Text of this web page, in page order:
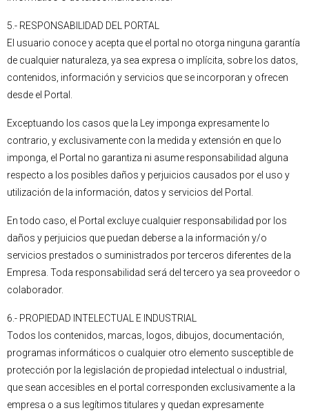
5.- RESPONSABILIDAD DEL PORTAL
El usuario conoce y acepta que el portal no otorga ninguna garantía
de cualquier naturaleza, ya sea expresa o implícita, sobre los datos,
contenidos, información y servicios que se incorporan y ofrecen
desde el Portal.
Exceptuando los casos que la Ley imponga expresamente lo
contrario, y exclusivamente con la medida y extensión en que lo
imponga, el Portal no garantiza ni asume responsabilidad alguna
respecto a los posibles daños y perjuicios causados por el uso y
utilización de la información, datos y servicios del Portal.
En todo caso, el Portal excluye cualquier responsabilidad por los
daños y perjuicios que puedan deberse a la información y/o
servicios prestados o suministrados por terceros diferentes de la
Empresa. Toda responsabilidad será del tercero ya sea proveedor o
colaborador.
6.- PROPIEDAD INTELECTUAL E INDUSTRIAL
Todos los contenidos, marcas, logos, dibujos, documentación,
programas informáticos o cualquier otro elemento susceptible de
protección por la legislación de propiedad intelectual o industrial,
que sean accesibles en el portal corresponden exclusivamente a la
empresa o a sus legítimos titulares y quedan expresamente